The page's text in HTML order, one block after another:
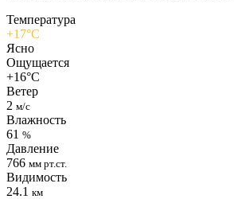
Температура
+17°C
Ясно
Ощущается
+16°C
Ветер
2 м/с
Влажность
61 %
Давление
766 мм рт.ст.
Видимость
24.1 км